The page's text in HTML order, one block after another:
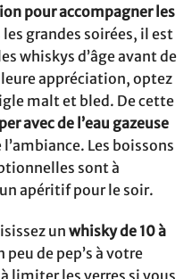
pour accompagner les
grandes soirées, il est
whiskys d’âge avant de
appréciation, optez
malt et bled. De cette
avec de l’eau gazeuse
Les boissons
sont à
apéritif pour le soir.
un whisky de 10 à
de pep’s à votre
limiter les verres si vous